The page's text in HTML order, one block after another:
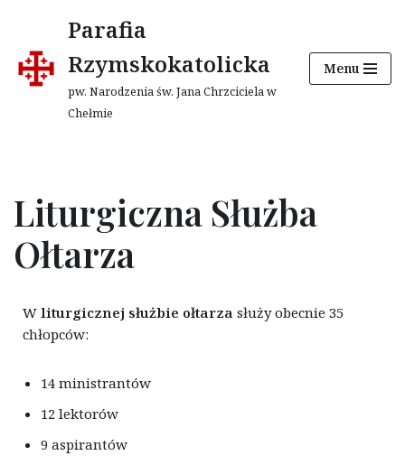
Przejdź
do
treści
Parafia
Rzymskokatolicka
pw. Narodzenia św. Jana Chrzciciela w
Chełmie
Menu
Liturgiczna Służba
Ołtarza
W liturgicznej służbie ołtarza służy obecnie 35
chłopców:
14 ministrantów
12 lektorów
9 aspirantów